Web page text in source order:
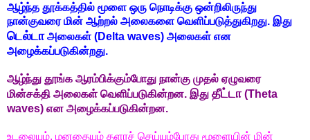
ஆழ்ந்த தூக்கத்தில் மூளை ஒரு நொடிக்கு ஒன்றிலிருந்து
நான்குவரை மின் ஆற்றல் அலைகளை வெளிப்படுத்துகிறது. இது
டெல்டாஅலைகள் (Delta waves) அலைகள் என
அழைக்கப்படுகின்றது.
ஆழ்ந்து தூங்க ஆரம்பிக்கும்போது நான்கு முதல் ஏழுவரை
மின்சக்தி அலைகள் வெளிப்படுகின்றன. இது தீட்டா(Theta
waves) என அழைக்கப்படுகின்றன.
உடலையும், மனதையும் தளரச் செய்யும்போது மூளையின் மின்